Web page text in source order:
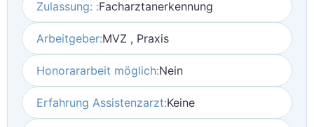
Zulassung: :Facharztanerkennung
Arbeitgeber:MVZ , Praxis
Honorararbeit möglich:Nein
Erfahrung Assistenzarzt:Keine